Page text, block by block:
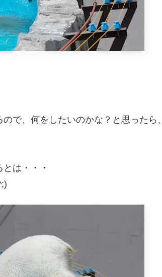
で、何をしたいのかな？と思ったら、
は・・・